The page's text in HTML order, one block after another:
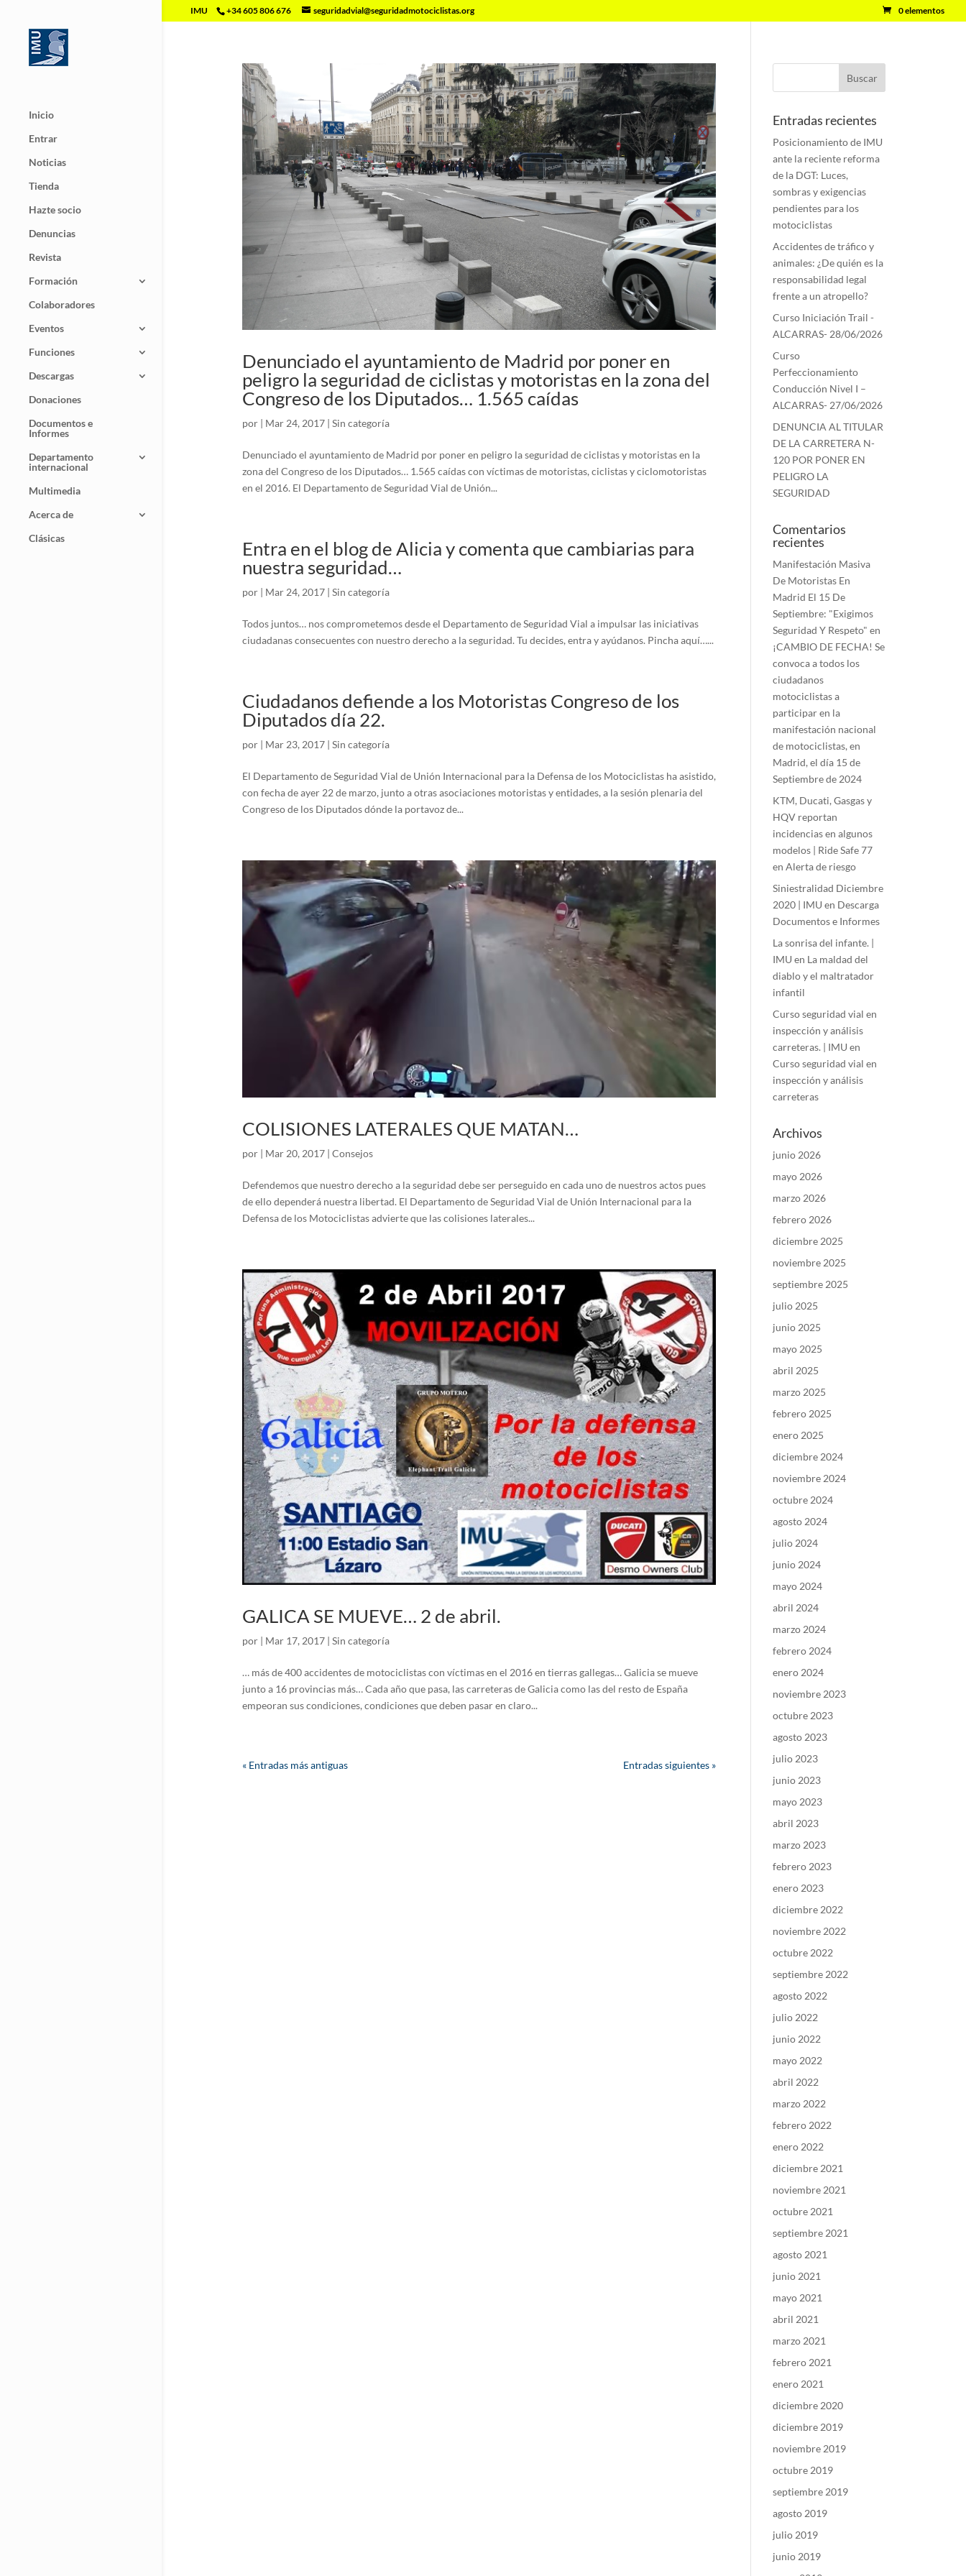
IMU +34 605 806 676 seguridadvial@seguridadmotociclistas.org 0 elementos
Inicio
Entrar
Noticias
Tienda
Hazte socio
Denuncias
Revista
Formación
Colaboradores
Eventos
Funciones
Descargas
Donaciones
Documentos e
Informes
Departamento
internacional
Multimedia
Acerca de
Clásicas
Denunciado el ayuntamiento de Madrid por poner en
peligro la seguridad de ciclistas y motoristas en la zona del
Congreso de los Diputados… 1.565 caídas
por | Mar 24, 2017| Sin categoría
Denunciado el ayuntamiento de Madrid por poner en peligro la seguridad de ciclistas y motoristas en la
zona del Congreso de los Diputados… 1.565 caídas con víctimas de motoristas, ciclistas y ciclomotoristas
en el 2016. El Departamento de Seguridad Vial de Unión...
Entra en el blog de Alicia y comenta que cambiarias para
nuestra seguridad…
por | Mar 24, 2017| Sin categoría
Todos juntos… nos comprometemos desde el Departamento de Seguridad Vial a impulsar las iniciativas
ciudadanas consecuentes con nuestro derecho a la seguridad. Tu decides, entra y ayúdanos. Pincha aquí…...
Ciudadanos defiende a los Motoristas Congreso de los
Diputados día 22.
por | Mar 23, 2017| Sin categoría
El Departamento de Seguridad Vial de Unión Internacional para la Defensa de los Motociclistas ha asistido,
con fecha de ayer 22 de marzo, junto a otras asociaciones motoristas y entidades, a la sesión plenaria del
Congreso de los Diputados dónde la portavoz de...
COLISIONES LATERALES QUE MATAN…
por | Mar 20, 2017| Consejos
Defendemos que nuestro derecho a la seguridad debe ser perseguido en cada uno de nuestros actos pues
de ello dependerá nuestra libertad. El Departamento de Seguridad Vial de Unión Internacional para la
Defensa de los Motociclistas advierte que las colisiones laterales...
GALICA SE MUEVE… 2 de abril.
por | Mar 17, 2017| Sin categoría
… más de 400 accidentes de motociclistas con víctimas en el 2016 en tierras gallegas… Galicia se mueve
junto a 16 provincias más… Cada año que pasa, las carreteras de Galicia como las del resto de España
empeoran sus condiciones, condiciones que deben pasar en claro...
« Entradas más antiguas Entradas siguientes »
Entradas recientes
Posicionamiento de IMU
ante la reciente reforma
de la DGT: Luces,
sombras y exigencias
pendientes para los
motociclistas
Accidentes de tráfico y
animales: ¿De quién es la
responsabilidad legal
frente a un atropello?
Curso Iniciación Trail -
ALCARRAS- 28/06/2026
Curso
Perfeccionamiento
Conducción Nivel I –
ALCARRAS- 27/06/2026
DENUNCIA AL TITULAR
DE LA CARRETERA N-
120 POR PONER EN
PELIGRO LA
SEGURIDAD
Comentarios
recientes
Manifestación Masiva
De Motoristas En
Madrid El 15 De
Septiembre: "Exigimos
Seguridad Y Respeto" en
¡CAMBIO DE FECHA! Se
convoca a todos los
ciudadanos
motociclistas a
participar en la
manifestación nacional
de motociclistas, en
Madrid, el día 15 de
Septiembre de 2024
KTM, Ducati, Gasgas y
HQV reportan
incidencias en algunos
modelos | Ride Safe 77
enAlerta de riesgo
Siniestralidad Diciembre
2020 | IMU en Descarga
Documentos e Informes
La sonrisa del infante. |
IMU en La maldad del
diablo y el maltratador
infantil
Curso seguridad vial en
inspección y análisis
carreteras. | IMU en
Curso seguridad vial en
inspección y análisis
carreteras
Archivos
junio 2026
mayo 2026
marzo 2026
febrero 2026
diciembre 2025
noviembre 2025
septiembre 2025
julio 2025
junio 2025
mayo 2025
abril 2025
marzo 2025
febrero 2025
enero 2025
diciembre 2024
noviembre 2024
octubre 2024
agosto 2024
julio 2024
junio 2024
mayo 2024
abril 2024
marzo 2024
febrero 2024
enero 2024
noviembre 2023
octubre 2023
agosto 2023
julio 2023
junio 2023
mayo 2023
abril 2023
marzo 2023
febrero 2023
enero 2023
diciembre 2022
noviembre 2022
octubre 2022
septiembre 2022
agosto 2022
julio 2022
junio 2022
mayo 2022
abril 2022
marzo 2022
febrero 2022
enero 2022
diciembre 2021
noviembre 2021
octubre 2021
septiembre 2021
agosto 2021
junio 2021
mayo 2021
abril 2021
marzo 2021
febrero 2021
enero 2021
diciembre 2020
diciembre 2019
noviembre 2019
octubre 2019
septiembre 2019
agosto 2019
julio 2019
junio 2019